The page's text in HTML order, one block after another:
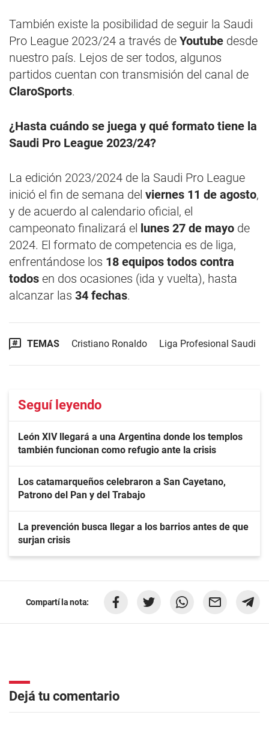
También existe la posibilidad de seguir la Saudi
Pro League 2023/24 a través de Youtube desde
nuestro país. Lejos de ser todos, algunos
partidos cuentan con transmisión del canal de
ClaroSports.
¿Hasta cuándo se juega y qué formato tiene la
Saudi Pro League 2023/24?
La edición 2023/2024 de la Saudi Pro League
inició el fin de semana del viernes 11 de agosto,
y de acuerdo al calendario oficial, el
campeonato finalizará el
lunes 27 de mayo de
2024. El formato de competencia es de liga,
enfrentándose los 18 equipos todos contra
todos en dos ocasiones (ida y vuelta), hasta
alcanzar las 34 fechas.
TEMAS Cristiano Ronaldo Liga Profesional Saudi
Seguí leyendo
León XIV llegará a una Argentina donde los templos
también funcionan como refugio ante la crisis
Los catamarqueños celebraron a San Cayetano,
Patrono del Pan y del Trabajo
La prevención busca llegar a los barrios antes de que
surjan crisis
Compartí la nota:
Dejá tu comentario